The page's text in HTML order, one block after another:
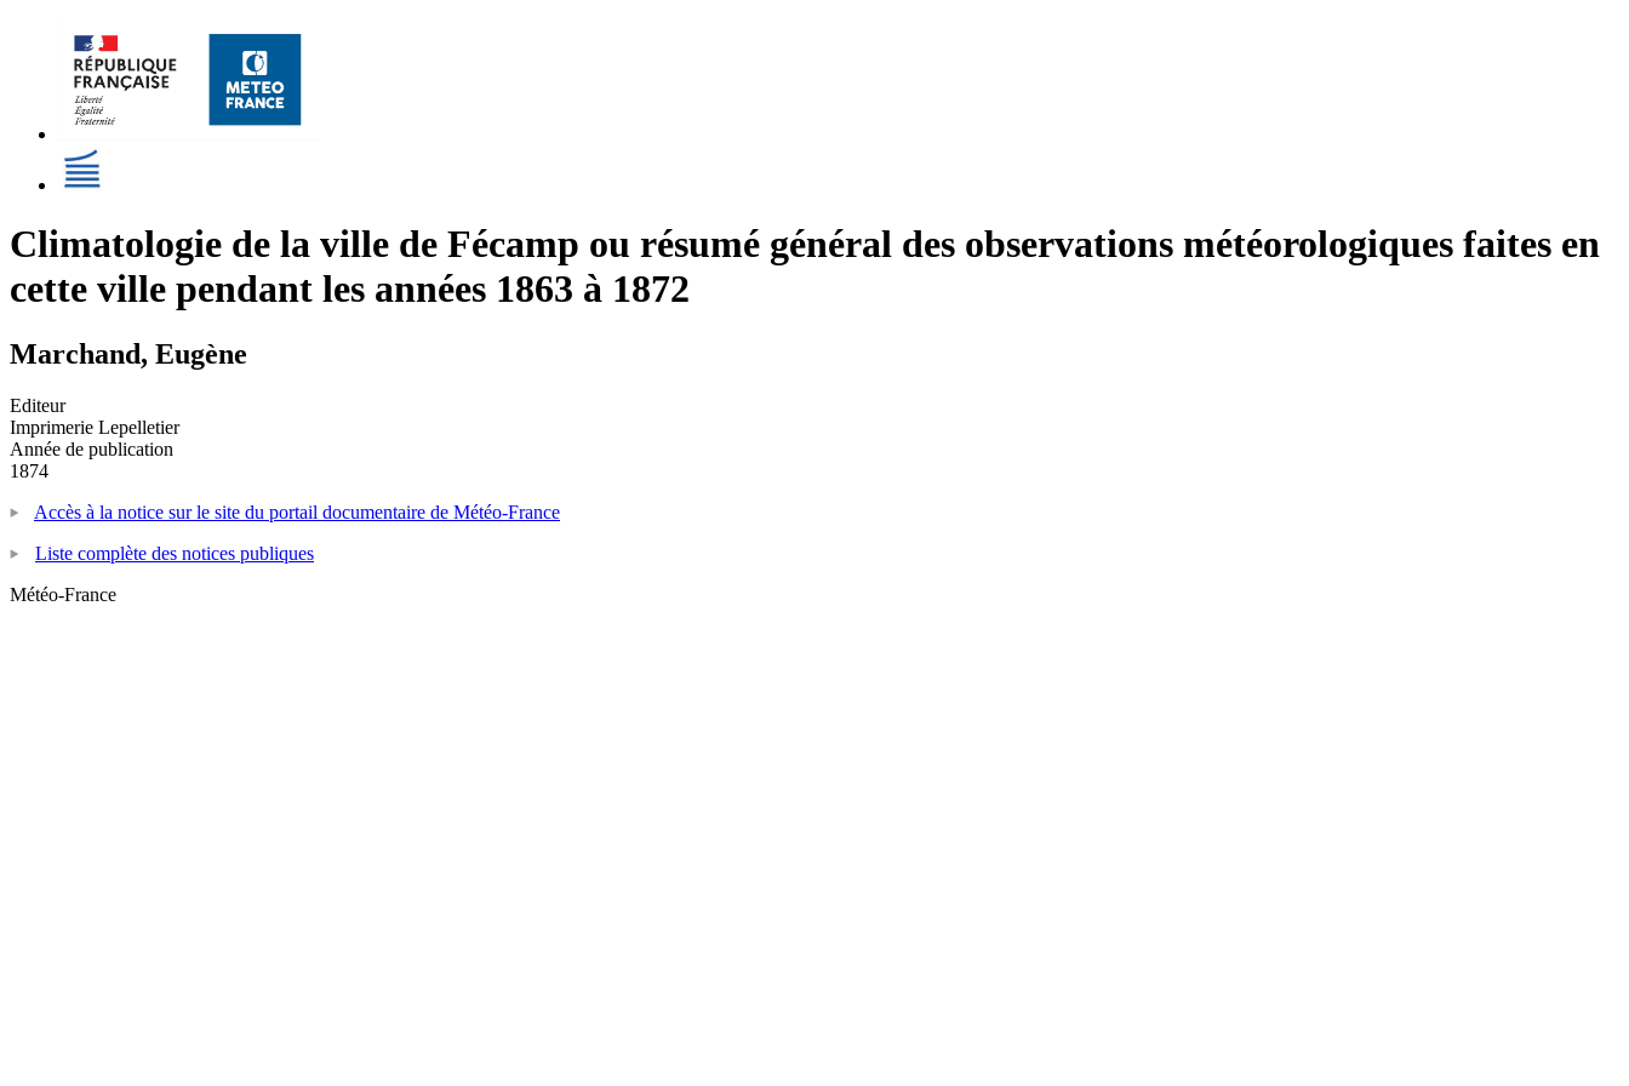
Climatologie de la ville de Fécamp ou résumé général des observations météorologiques faites en
cette ville pendant les années 1863 à 1872
Marchand, Eugène
Editeur
Imprimerie Lepelletier
Année de publication
1874
Accès à la notice sur le site du portail documentaire de Météo-France
Liste complète des notices publiques
Météo-France